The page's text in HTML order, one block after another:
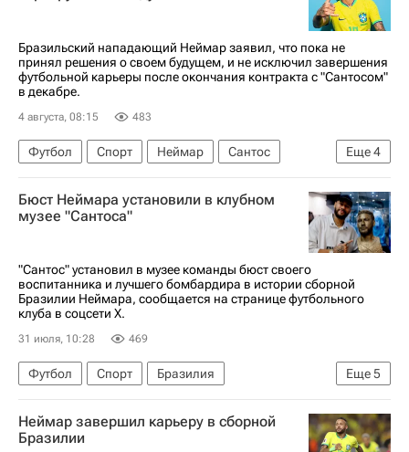
Бразильский нападающий Неймар заявил, что пока не
принял решения о своем будущем, и не исключил завершения
футбольной карьеры после окончания контракта с "Сантосом"
в декабре.
4 августа, 08:15 483
Еще4
Футбол Спорт Неймар
Сантос
Барселона
ЧМ по футболу 2026
Пари Сен-Жермен (ПСЖ)
Бразилия
Бюст Неймара установили в клубном
музее "Сантоса"
"Сантос" установил в музее команды бюст своего
воспитанника и лучшего бомбардира в истории сборной
Бразилии Неймара, сообщается на странице футбольного
клуба в соцсети Х.
31 июля, 10:28 469
Еще5
Футбол Спорт
Бразилия
ЧМ по футболу 2026
Неймар
Сантос
Барселона
Пари Сен-Жермен (ПСЖ)
Неймар завершил карьеру в сборной
Бразилии